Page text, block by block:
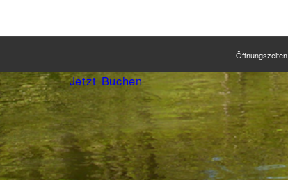
Öffnungszeiten
Jetzt Buchen